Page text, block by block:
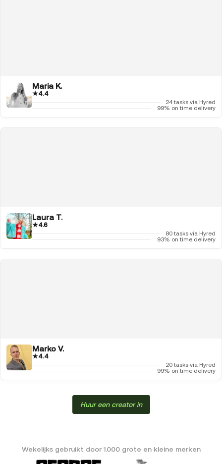
Maria K.
★4.4
24 tasks via Hyred
99% on time delivery
Laura T.
★4.6
80 tasks via Hyred
93% on time delivery
Marko V.
★4.4
20 tasks via Hyred
99% on time delivery
Huur een creator in
Wekelijks gebruikt door 1.000 grote en kleine merken